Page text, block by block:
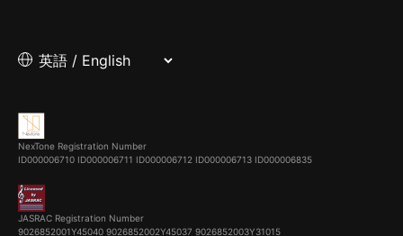
NexTone Registration Number
ID000006710 ID000006711 ID000006712 ID000006713 ID000006835
JASRAC Registration Number
9026852001Y45040 9026852002Y45037 9026852003Y31015